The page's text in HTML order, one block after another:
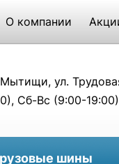
О компании
ул.
Сб-Вс (9:00-
шины